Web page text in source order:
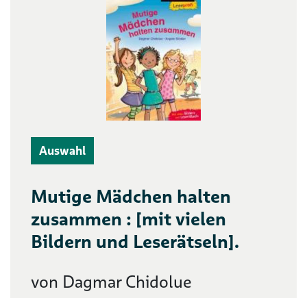
Auswahl
Mutige Mädchen halten
zusammen : [mit vielen
Bildern und Leserätseln].
von Dagmar Chidolue